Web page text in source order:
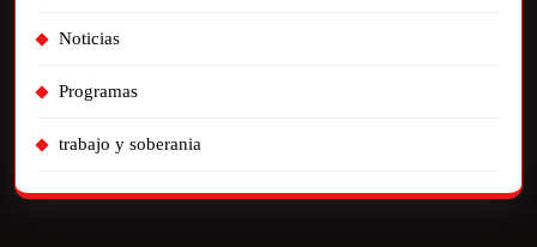
Noticias
Programas
trabajo y soberania